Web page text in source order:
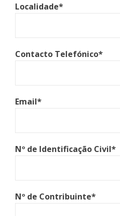
Localidade*
Contacto Telefónico*
Email*
Nº de Identificação Civil*
Nº de Contribuinte*